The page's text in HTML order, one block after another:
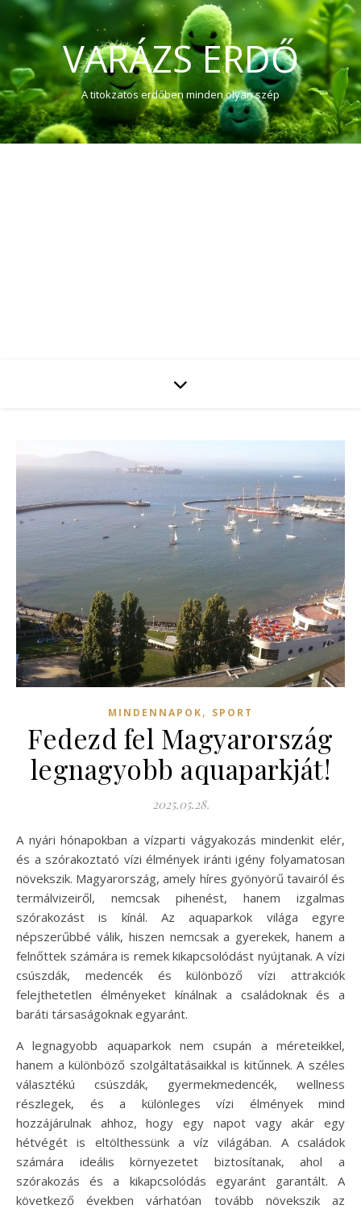
VARÁZS ERDŐ
A titokzatos erdőben minden olyan szép
MINDENNAPOK, SPORT
Fedezd fel Magyarország
legnagyobb aquaparkját!
2025.05.28.
A nyári hónapokban a vízparti vágyakozás mindenkit elér,
és a szórakoztató vízi élmények iránti igény folyamatosan
növekszik. Magyarország, amely híres gyönyörű tavairól és
termálvizeiről, nemcsak pihenést, hanem izgalmas
szórakozást is kínál. Az aquaparkok világa egyre
népszerűbbé válik, hiszen nemcsak a gyerekek, hanem a
felnőttek számára is remek kikapcsolódást nyújtanak. A vízi
csúszdák, medencék és különböző vízi attrakciók
felejthetetlen élményeket kínálnak a családoknak és a
baráti társaságoknak egyaránt.
A legnagyobb aquaparkok nem csupán a méreteikkel,
hanem a különböző szolgáltatásaikkal is kitűnnek. A széles
választékú csúszdák, gyermekmedencék, wellness
részlegek, és a különleges vízi élmények mind
hozzájárulnak ahhoz, hogy egy napot vagy akár egy
hétvégét is eltölthessünk a víz világában. A családok
számára ideális környezetet biztosítanak, ahol a
szórakozás és a kikapcsolódás egyaránt garantált. A
következő években várhatóan tovább növekszik az